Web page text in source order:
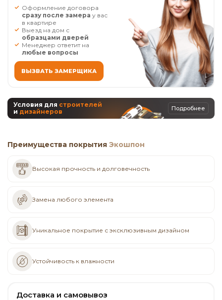
Оформление договора
сразу после замера у вас
в квартире
Выезд на дом с
образцами дверей
Менеджер ответит на
любые вопросы
ВЫЗВАТЬ ЗАМЕРЩИКА
Условия для строителей
и дизайнеров Подробнее
Преимущества покрытия Экошпон
Высокая прочность и долговечность
Замена любого элемента
Уникальное покрытие с эксклюзивным дизайном
Устойчивость к влажности
Доставка и самовывоз